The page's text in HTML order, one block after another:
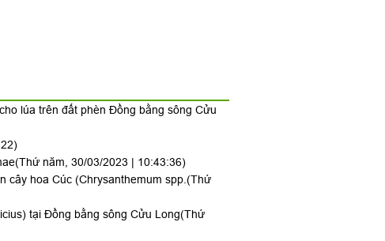
lúa trên đất phèn Đồng bằng sông Cửu
(Thứ năm, 30/03/2023 | 10:43:36)
cây hoa Cúc (Chrysanthemum spp. (Thứ
tại Đồng bằng sông Cửu Long(Thứ